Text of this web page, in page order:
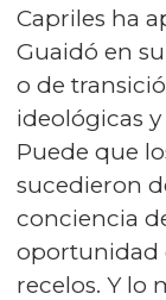
Capriles ha
Guaidó en
o de
ideológicas
Puede que
sucedieron
conciencia
oportunidad
recelos. Y lo